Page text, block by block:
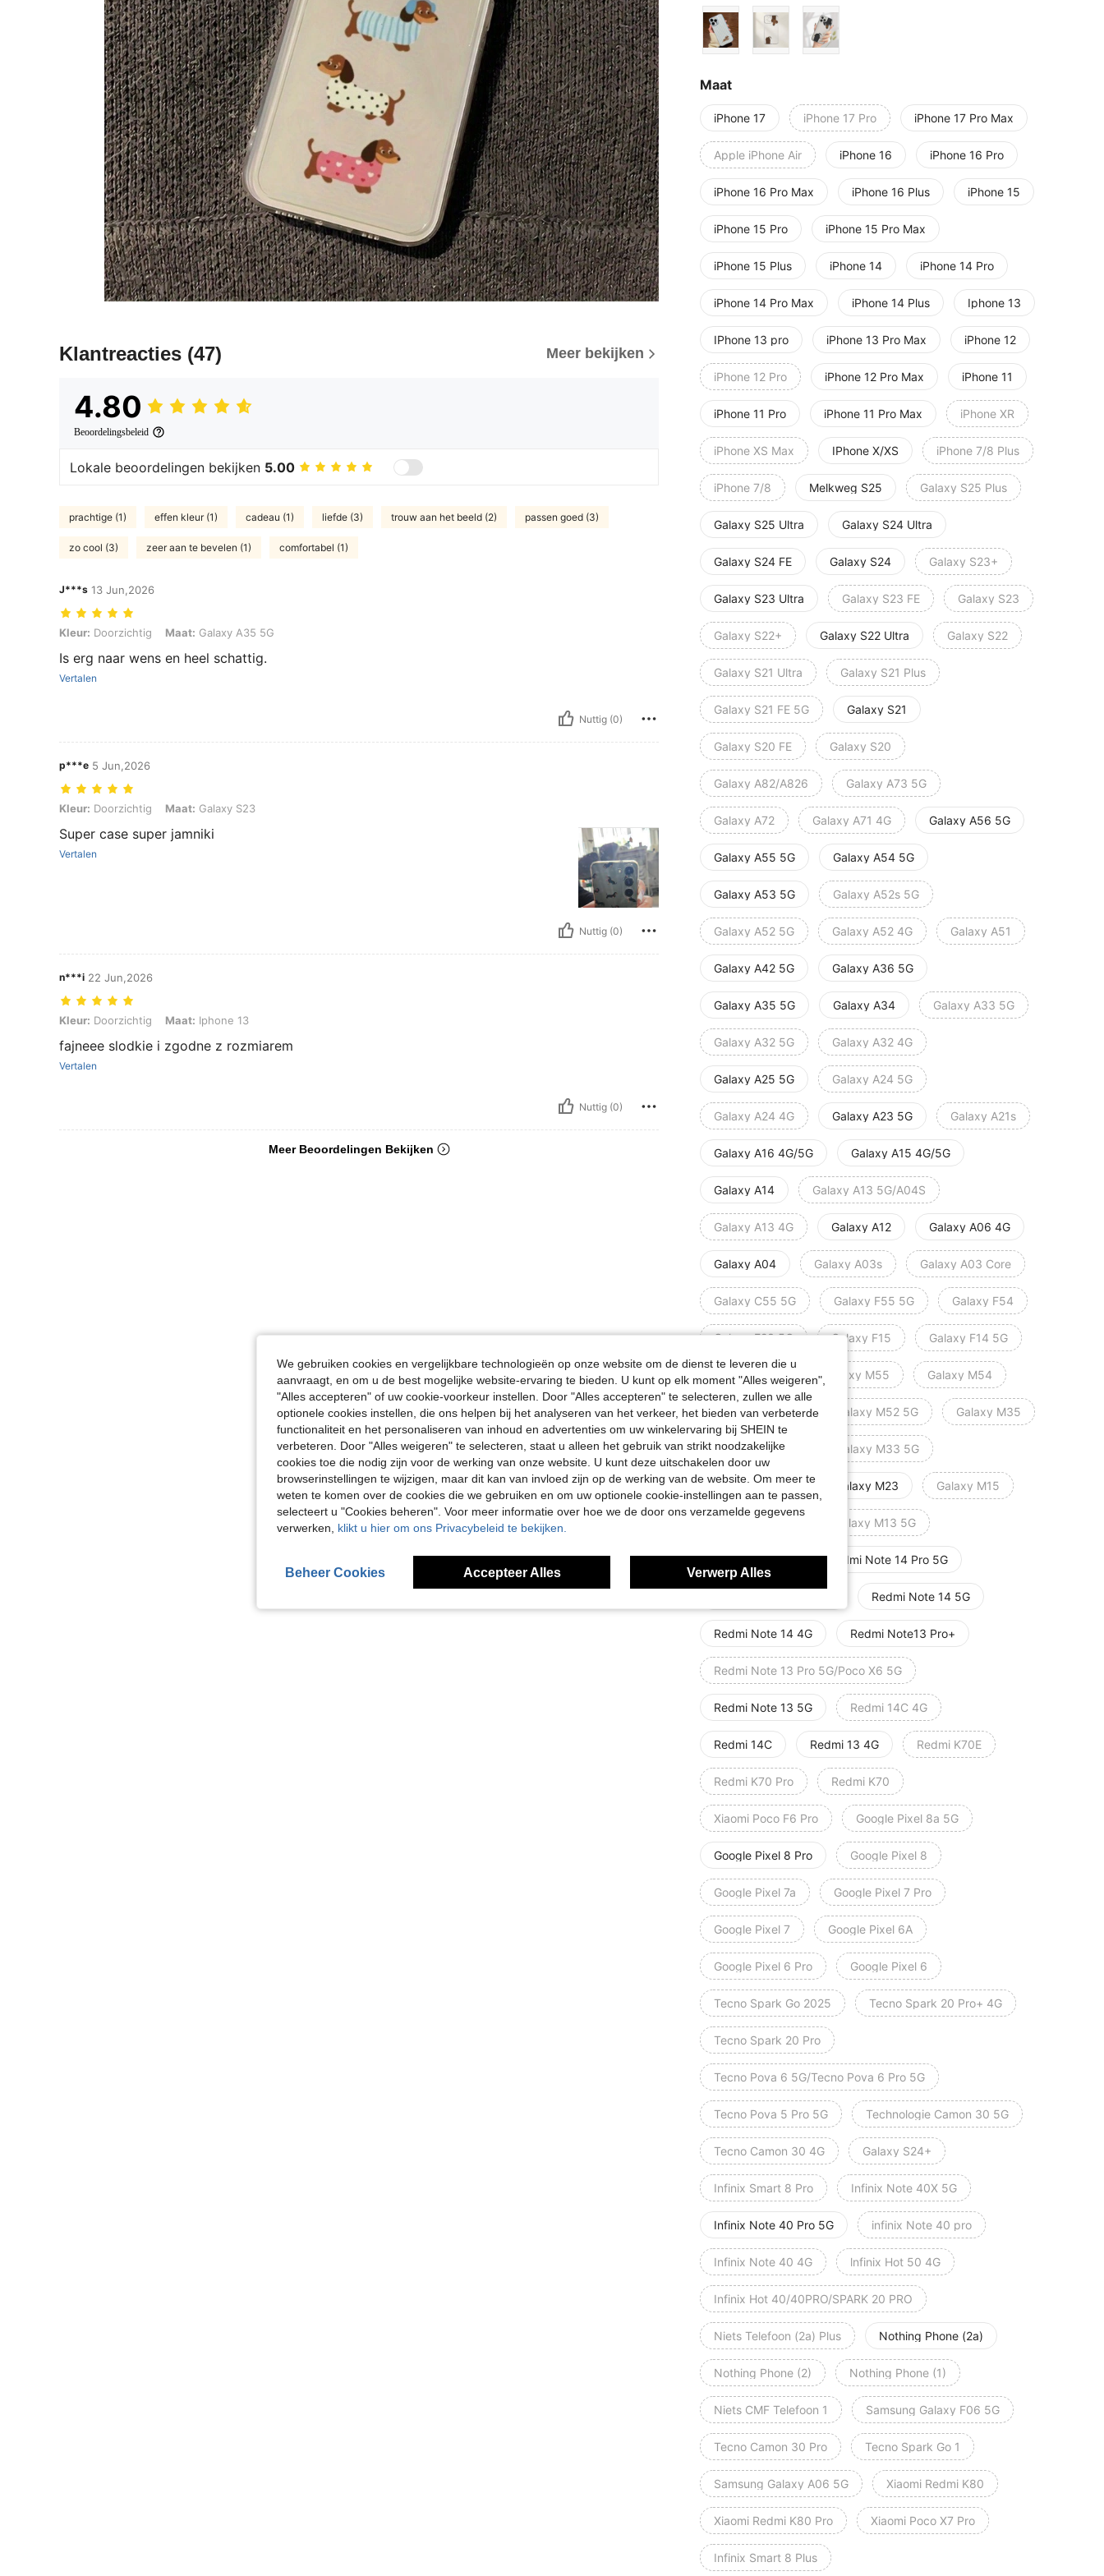
Klantreacties (47) Meer bekijken
4.80
Beoordelingsbeleid
Lokale beoordelingen bekijken 5.00
prachtige (1) effen kleur (1) cadeau (1) liefde (3) trouw aan het beeld (2) passen goed (3)
zo cool (3) zeer aan te bevelen (1) comfortabel (1)
J***s 13 Jun,2026
Kleur: Doorzichtig, Maat: Galaxy A35 5G
Kleur: Doorzichtig Maat: Galaxy A35 5G
Is erg naar wens en heel schattig.
Vertalen
Nuttig (0)
p***e 5 Jun,2026
Kleur: Doorzichtig, Maat: Galaxy S23
Kleur: Doorzichtig Maat: Galaxy S23
Super case super jamniki
Vertalen
Nuttig (0)
n***i 22 Jun,2026
Kleur: Doorzichtig, Maat: Iphone 13
Kleur: Doorzichtig Maat: Iphone 13
fajneee slodkie i zgodne z rozmiarem
Vertalen
Nuttig (0)
Meer Beoordelingen Bekijken
Maat
iPhone 17 iPhone 17 Pro iPhone 17 Pro Max
Apple iPhone Air iPhone 16 iPhone 16 Pro
iPhone 16 Pro Max iPhone 16 Plus iPhone 15
iPhone 15 Pro iPhone 15 Pro Max
iPhone 15 Plus iPhone 14 iPhone 14 Pro
iPhone 14 Pro Max iPhone 14 Plus Iphone 13
IPhone 13 pro iPhone 13 Pro Max iPhone 12
iPhone 12 Pro iPhone 12 Pro Max iPhone 11
iPhone 11 Pro iPhone 11 Pro Max iPhone XR
iPhone XS Max IPhone X/XS iPhone 7/8 Plus
iPhone 7/8 Melkweg S25 Galaxy S25 Plus
Galaxy S25 Ultra Galaxy S24 Ultra
Galaxy S24 FE Galaxy S24 Galaxy S23+
Galaxy S23 Ultra Galaxy S23 FE Galaxy S23
Galaxy S22+ Galaxy S22 Ultra Galaxy S22
Galaxy S21 Ultra Galaxy S21 Plus
Galaxy S21 FE 5G Galaxy S21
Galaxy S20 FE Galaxy S20
Galaxy A82/A826 Galaxy A73 5G
Galaxy A72 Galaxy A71 4G Galaxy A56 5G
Galaxy A55 5G Galaxy A54 5G
Galaxy A53 5G Galaxy A52s 5G
Galaxy A52 5G Galaxy A52 4G Galaxy A51
Galaxy A42 5G Galaxy A36 5G
Galaxy A35 5G Galaxy A34 Galaxy A33 5G
Galaxy A32 5G Galaxy A32 4G
Galaxy A25 5G Galaxy A24 5G
Galaxy A24 4G Galaxy A23 5G Galaxy A21s
Galaxy A16 4G/5G Galaxy A15 4G/5G
Galaxy A14 Galaxy A13 5G/A04S
Galaxy A13 4G Galaxy A12 Galaxy A06 4G
Galaxy A04 Galaxy A03s Galaxy A03 Core
Galaxy C55 5G Galaxy F55 5G Galaxy F54
Galaxy F23 5G Galaxy F15 Galaxy F14 5G
Melkweg F05 Galaxy M55 Galaxy M54
Galaxy M53 5G Galaxy M52 5G Galaxy M35
Galaxy M34 5G Galaxy M33 5G
Galaxy M32 5G Galaxy M23 Galaxy M15
Galaxy M14 5G Galaxy M13 5G
Melkweg M05 Redmi Note 14 Pro 5G
Redmi Note 14 5G
Redmi Note 14 4G Redmi Note13 Pro+
Redmi Note 13 Pro 5G/Poco X6 5G
Redmi Note 13 5G Redmi 14C 4G
Redmi 14C Redmi 13 4G Redmi K70E
Redmi K70 Pro Redmi K70
Xiaomi Poco F6 Pro Google Pixel 8a 5G
Google Pixel 8 Pro Google Pixel 8
Google Pixel 7a Google Pixel 7 Pro
Google Pixel 7 Google Pixel 6A
Google Pixel 6 Pro Google Pixel 6
Tecno Spark Go 2025 Tecno Spark 20 Pro+ 4G
Tecno Spark 20 Pro
Tecno Pova 6 5G/Tecno Pova 6 Pro 5G
Tecno Pova 5 Pro 5G Technologie Camon 30 5G
Tecno Camon 30 4G Galaxy S24+
Infinix Smart 8 Pro Infinix Note 40X 5G
Infinix Note 40 Pro 5G infinix Note 40 pro
Infinix Note 40 4G lnfinix Hot 50 4G
Infinix Hot 40/40PRO/SPARK 20 PRO
Niets Telefoon (2a) Plus Nothing Phone (2a)
Nothing Phone (2) Nothing Phone (1)
Niets CMF Telefoon 1 Samsung Galaxy F06 5G
Tecno Camon 30 Pro Tecno Spark Go 1
Samsung Galaxy A06 5G Xiaomi Redmi K80
Xiaomi Redmi K80 Pro Xiaomi Poco X7 Pro
Infinix Smart 8 Plus
We gebruiken cookies en vergelijkbare technologieën op onze website om de dienst te leveren die u
aanvraagt, en om u de best mogelijke website-ervaring te bieden. U kunt op elk moment "Alles weigeren",
"Alles accepteren" of uw cookie-voorkeur instellen. Door "Alles accepteren" te selecteren, zullen we alle
optionele cookies instellen, die ons helpen bij het analyseren van het verkeer, het bieden van verbeterde
functionaliteit en het personaliseren van inhoud en advertenties om uw winkelervaring bij SHEIN te
verbeteren. Door "Alles weigeren" te selecteren, staat u alleen het gebruik van strikt noodzakelijke
cookies toe die nodig zijn voor de werking van onze website. U kunt deze uitschakelen door uw
browserinstellingen te wijzigen, maar dit kan van invloed zijn op de werking van de website. Om meer te
weten te komen over de cookies die we gebruiken en om uw optionele cookie-instellingen aan te passen,
selecteert u "Cookies beheren". Voor meer informatie over hoe we de door ons verzamelde gegevens
verwerken, klikt u hier om ons Privacybeleid te bekijken.
Beheer Cookies Accepteer Alles Verwerp Alles